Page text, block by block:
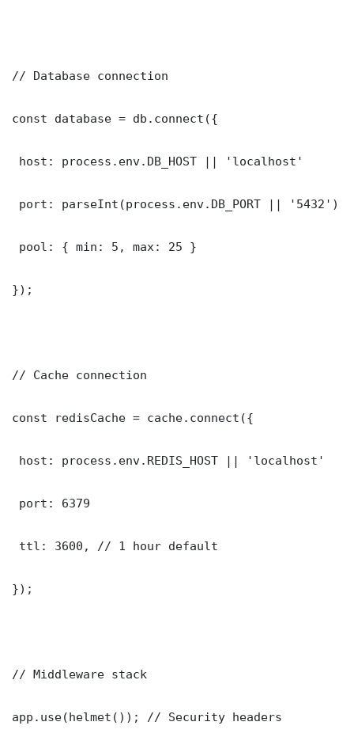
// Database connection
const database = db.connect({
host: process.env.DB_HOST || 'localhost'
port: parseInt(process.env.DB_PORT || '5432')
pool: { min: 5, max: 25 }
});
// Cache connection
const redisCache = cache.connect({
host: process.env.REDIS_HOST || 'localhost'
port: 6379
ttl: 3600, // 1 hour default
});
// Middleware stack
app.use(helmet()); // Security headers